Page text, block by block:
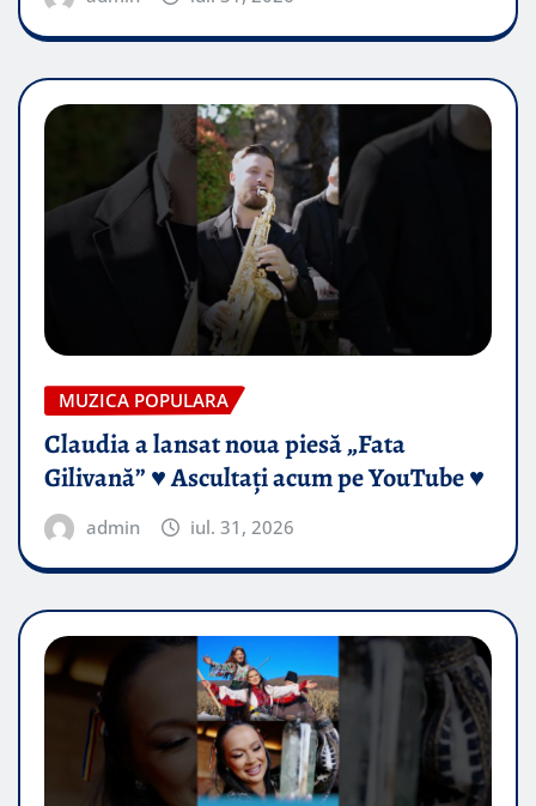
MUZICA POPULARA
Claudia a lansat noua piesă „Fata
Gilivană” ♥️ Ascultați acum pe YouTube ♥️
admin iul. 31, 2026